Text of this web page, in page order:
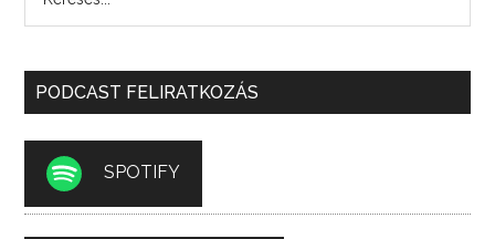
PODCAST FELIRATKOZÁS
SPOTIFY